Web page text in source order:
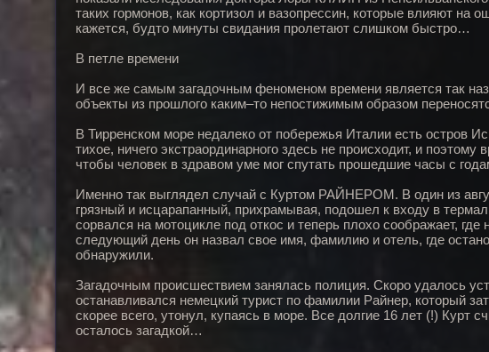
таких гормонов, как кортизол и вазопрессин, которые влияют
кажется, будто минуты свидания пролетают слишком быстро…
В петле времени
И все же самым загадочным феноменом времени является так
объекты из прошлого каким–то непостижимым образом
В Тирренском море недалеко от побережья Италии есть остров
тихое, ничего экстраординарного здесь не происходит, и
чтобы человек в здравом уме мог спутать прошедшие часы с
Именно так выглядел случай с Куртом РАЙНЕРОМ. В один из
грязный и исцарапанный, прихрамывая, подошел к входу в
сорвался на мотоцикле под откос и теперь плохо соображает,
следующий день он назвал свое имя, фамилию и отель, где
обнаружили.
Загадочным происшествием занялась полиция. Скоро удалось
останавливался немецкий турист по фамилии Райнер, который
скорее всего, утонул, купаясь в море. Все долгие 16 лет (!) Курт
осталось загадкой…